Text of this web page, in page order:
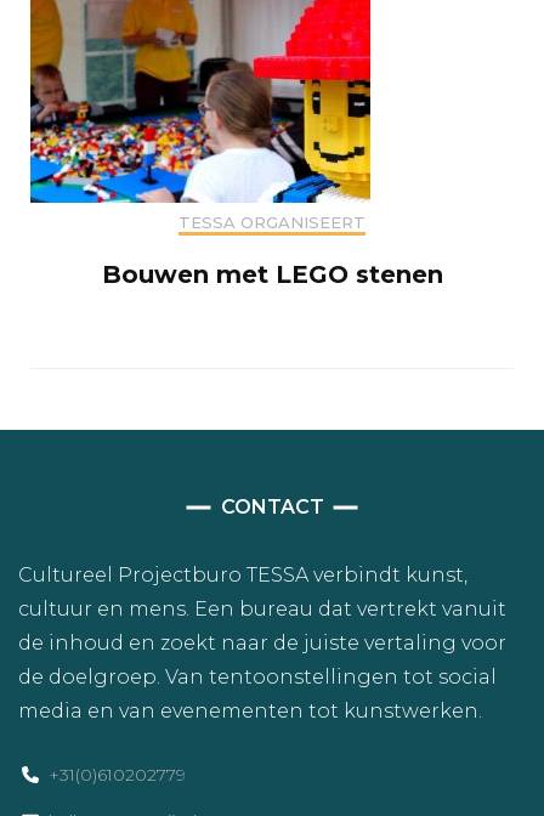
TESSA ORGANISEERT
Bouwen met LEGO stenen
CONTACT
Cultureel Projectburo TESSA verbindt kunst,
cultuur en mens. Een bureau dat vertrekt vanuit
de inhoud en zoekt naar de juiste vertaling voor
de doelgroep. Van tentoonstellingen tot social
media en van evenementen tot kunstwerken.
+31(0)610202779